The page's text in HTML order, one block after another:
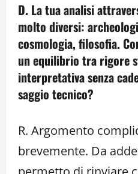
D. La tua analisi
molto diversi:
cosmologia, filosofia.
un equilibrio tra rigore
interpretativa senza
saggio tecnico?
R. Argomento
brevemente. Da